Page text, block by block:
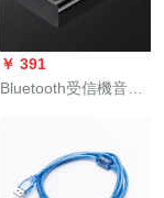
￥ 391
Bluetooth受信機音楽
ップ机能アプレック